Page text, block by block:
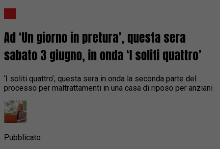
Ad ‘Un giorno in pretura’, questa sera
sabato 3 giugno, in onda ‘I soliti quattro’
‘I soliti quattro’, questa sera in onda la seconda parte del
processo per maltrattamenti in una casa di riposo per anziani
Pubblicato